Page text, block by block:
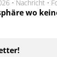
• Nachricht •
wo